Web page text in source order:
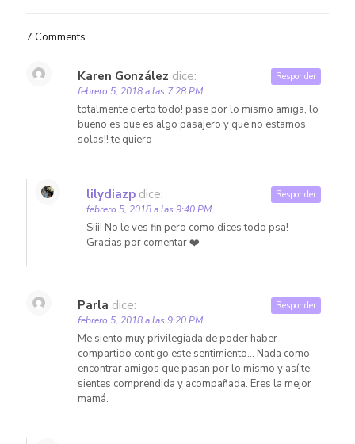
7 Comments
Karen González dice:
febrero 5, 2018 a las 7:28 PM
totalmente cierto todo! pase por lo mismo amiga, lo
bueno es que es algo pasajero y que no estamos
solas!! te quiero
Responder
lilydiazp dice:
febrero 5, 2018 a las 9:40 PM
Siii! No le ves fin pero como dices todo psa!
Gracias por comentar ❤️
Responder
Parla dice:
febrero 5, 2018 a las 9:20 PM
Me siento muy privilegiada de poder haber
compartido contigo este sentimiento… Nada como
encontrar amigos que pasan por lo mismo y así te
sientes comprendida y acompañada. Eres la mejor
mamá.
Responder